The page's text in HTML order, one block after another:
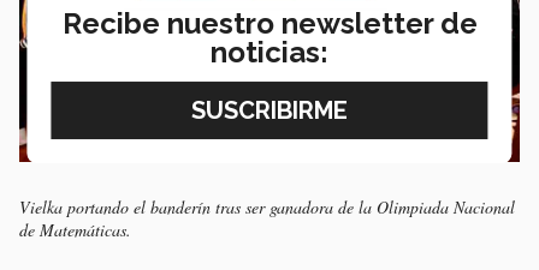
Vielka portando el banderín tras ser ganadora de la Olimpiada Nacional
de Matemáticas.
Recibe nuestro newsletter de
noticias: